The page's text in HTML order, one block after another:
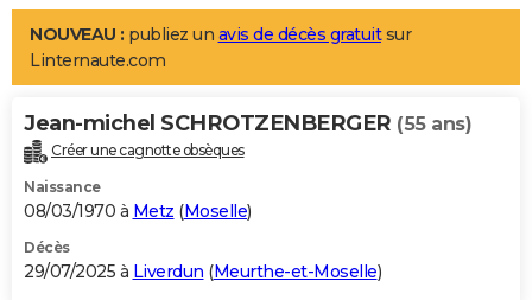
LIFESTYLE
Art de vivre
Bien-être
Loisirs
Mode
Modes de vie
Alimentation
Guide de la santé
Maladies
Médicaments
Sommeil
VOYAGE
Destinations
City break
Voyage nature
Voyage de noces
Forum
Climat
+PHOTO
GUIDES D'ACHAT
BONS PLANS
NOUVEAU : publiez un avis de décès gratuitsur
Linternaute.com
Jean-michel SCHROTZENBERGER (55 ans)
Créer une cagnotte obsèques
Naissance
08/03/1970 à Metz (Moselle)
Décès
29/07/2025 à Liverdun (Meurthe-et-Moselle)